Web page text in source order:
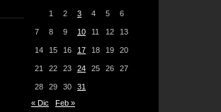
1 2 3 4 5 6
7 8 9 10 11 12 13
14 15 16 17 18 19 20
21 22 23 24 25 26 27
28 29 30
31
« Dic
Feb »